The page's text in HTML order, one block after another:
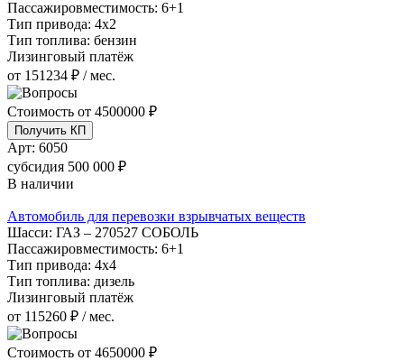
Пассажировместимость: 6+1
Тип привода: 4х2
Тип топлива: бензин
Лизинговый платёж
от 151234 ₽ / мес.
Стоимость от 4500000 ₽
Получить КП
Арт: 6050
субсидия 500 000 ₽
В наличии
Автомобиль для перевозки взрывчатых веществ
Шасси: ГАЗ – 270527 СОБОЛЬ
Пассажировместимость: 6+1
Тип привода: 4х4
Тип топлива: дизель
Лизинговый платёж
от 115260 ₽ / мес.
Стоимость от 4650000 ₽